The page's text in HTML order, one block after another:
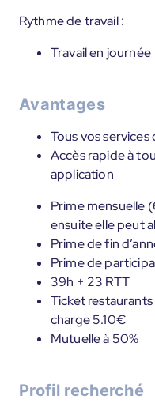
Rythme de travail :
Travail en journée
Avantages
Tous vos
Accès rapide à
application
Prime mensuelle
ensuite elle peut
Prime de fin
Prime de
39h + 23 RTT
Ticket
charge 5.10€
Mutuelle à 50%
Profil recherché